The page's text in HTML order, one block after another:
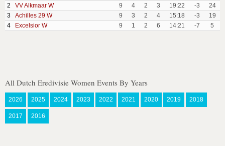
2
VV Alkmaar W 9 4 2 3 19:22 -3
24
3
Achilles 29 W 9 3 2 4 15:18 -3
19
4
Excelsior W 9 1 2 6 14:21 -7 5
All Dutch Eredivisie Women Events By Years
2026 2025 2024 2023 2022 2021 2020 2019 2018
2017 2016